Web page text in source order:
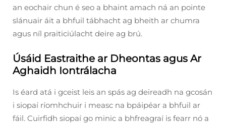
an eochair chun é seo a bhaint amach ná an pointe
slánuair áit a bhfuil tábhacht ag bheith ar chumra
agus níl praiticiúlacht deire ag brú.
Úsáid Eastraithe ar Dheontas agus Ar
Aghaidh Iontrálacha
Is éard atá i gceist leis an spás ag deireadh na gcosán
i siopaí ríomhchuir i measc na bpáipéar a bhfuil ar
fáil. Cuirfidh siopaí go minic a bhfreagraí is fearr nó a